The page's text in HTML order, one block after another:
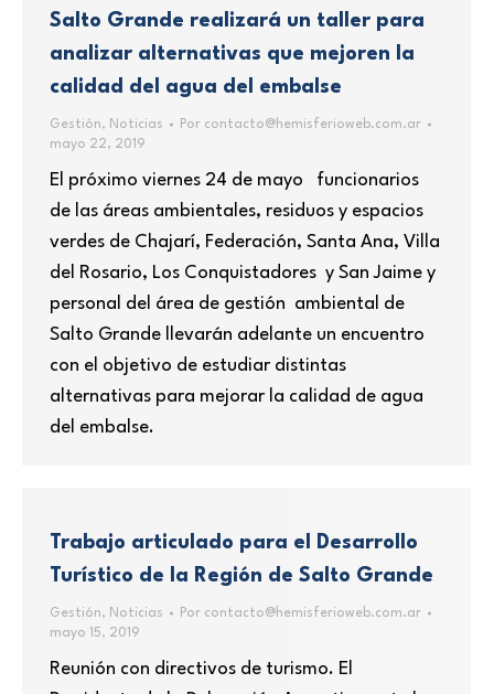
Salto Grande realizará un taller para
analizar alternativas que mejoren la
calidad del agua del embalse
Gestión, Noticias Por contacto@hemisferioweb.com.ar
mayo 22, 2019
El próximo viernes 24 de mayo funcionarios
de las áreas ambientales, residuos y espacios
verdes de Chajarí, Federación, Santa Ana, Villa
del Rosario, Los Conquistadores y San Jaime y
personal del área de gestión ambiental de
Salto Grande llevarán adelante un encuentro
con el objetivo de estudiar distintas
alternativas para mejorar la calidad de agua
del embalse.
Trabajo articulado para el Desarrollo
Turístico de la Región de Salto Grande
Gestión, Noticias Por contacto@hemisferioweb.com.ar
mayo 15, 2019
Reunión con directivos de turismo. El